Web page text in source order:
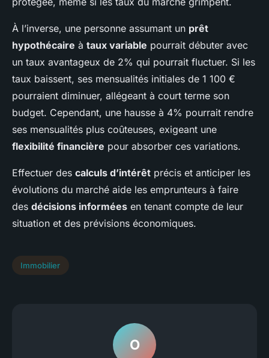
À l’inverse, une personne assumant un prêt
hypothécaire à taux variable pourrait débuter avec
un taux avantageux de 2% qui pourrait fluctuer. Si les
taux baissent, ses mensualités initiales de 1 100 €
pourraient diminuer, allégeant à court terme son
budget. Cependant, une hausse à 4% pourrait rendre
ses mensualités plus coûteuses, exigeant une
flexibilité financière pour absorber ces variations.
Effectuer des calculs d’intérêt précis et anticiper les
évolutions du marché aide les emprunteurs à faire
des décisions informées en tenant compte de leur
situation et des prévisions économiques.
Immobilier
O